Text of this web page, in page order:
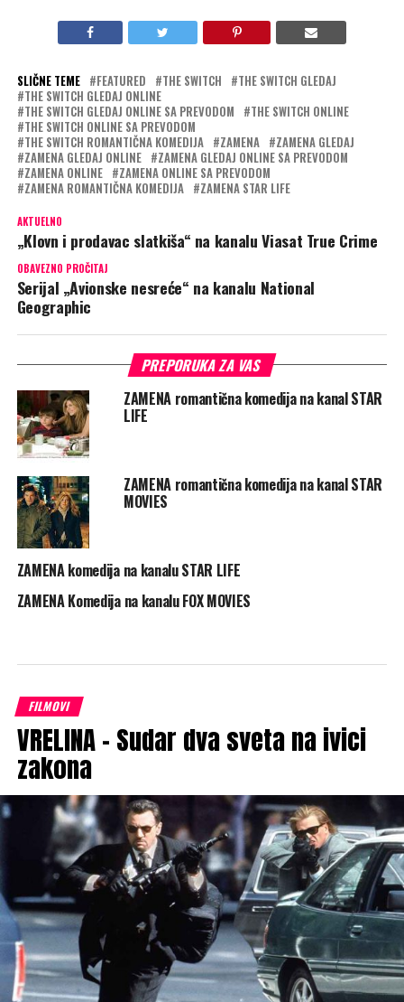
SLIČNE TEME FEATURED THE SWITCH
THE SWITCH GLEDAJ
THE SWITCH GLEDAJ ONLINE
THE SWITCH GLEDAJ ONLINE SA PREVODOM
THE SWITCH ONLINE
THE SWITCH ONLINE SA PREVODOM
THE SWITCH ROMANTIČNA KOMEDIJA
ZAMENA
ZAMENA GLEDAJ
ZAMENA GLEDAJ ONLINE
ZAMENA GLEDAJ ONLINE SA PREVODOM
ZAMENA ONLINE
ZAMENA ONLINE SA PREVODOM
ZAMENA ROMANTIČNA KOMEDIJA
ZAMENA STAR LIFE
AKTUELNO
„Klovn i prodavac slatkiša“ na kanalu Viasat True Crime
OBAVEZNO PROČITAJ
Serijal „Avionske nesreće“ na kanalu National
Geographic
PREPORUKA ZA VAS
ZAMENA romantična komedija na kanal STAR
LIFE
ZAMENA romantična komedija na kanal STAR
MOVIES
ZAMENA komedija na kanalu STAR LIFE
ZAMENA Komedija na kanalu FOX MOVIES
FILMOVI
VRELINA – Sudar dva sveta na ivici
zakona